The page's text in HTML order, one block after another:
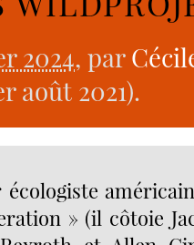
2024, par
août 2021).
écologiste
» (il côtoie